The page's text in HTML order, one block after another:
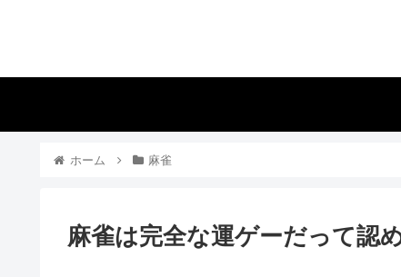
ホーム 麻雀
麻雀は完全な運ゲーだって認